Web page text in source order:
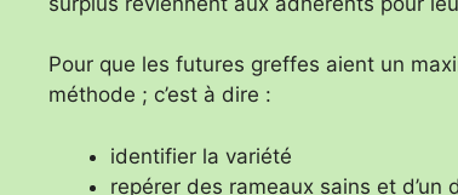
Pour que les futures greffes aient un
méthode ; c’est à dire :
identifier la variété
repérer des rameaux sains et d’un